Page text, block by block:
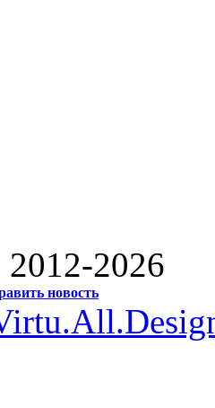
2026
новость